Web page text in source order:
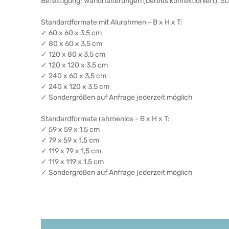
Standardformate mit Alurahmen - B x H x T:
✓ 60 x 60 x 3,5 cm
✓ 80 x 60 x 3,5 cm
✓ 120 x 80 x 3,5 cm
✓ 120 x 120 x 3,5 cm
✓ 240 x 60 x 3,5 cm
✓ 240 x 120 x 3,5 cm
✓ Sondergrößen auf Anfrage jederzeit möglich
Standardformate rahmenlos - B x H x T:
✓ 59 x 59 x 1,5 cm
✓ 79 x 59 x 1,5 cm
✓ 119 x 79 x 1,5 cm
✓ 119 x 119 x 1,5 cm
✓ Sondergrößen auf Anfrage jederzeit möglich